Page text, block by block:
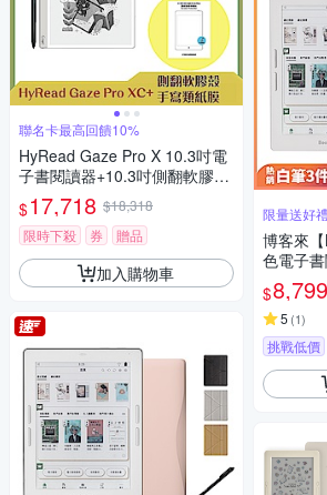
聯名卡最高回饋10%
HyRead Gaze Pro X 10.3吋電
子書閱讀器+10.3吋側翻軟膠殼
+手寫類紙膜 (組合)
$17,718 $18,318
限時下殺
券 贈品
加入購物車
限量送好
博客來
色電子
色主機+
$8,799
5 (1)
挑戰低價